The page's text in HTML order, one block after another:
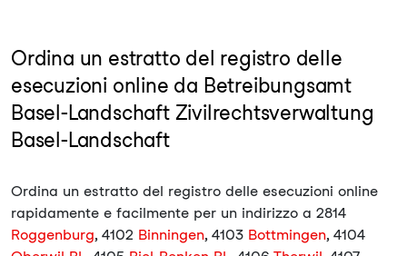
Ordina un estratto del registro delle
esecuzioni online da Betreibungsamt
Basel-Landschaft Zivilrechtsverwaltung
Basel-Landschaft
Ordina un estratto del registro delle esecuzioni online
rapidamente e facilmente per un indirizzo a 2814
Roggenburg, 4102 Binningen, 4103 Bottmingen, 4104